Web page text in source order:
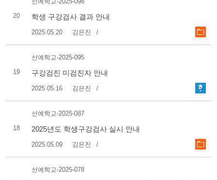
20 학생 구강검사 결과 안내
2025.05.20 김은진
19
선예학교-2025-095
구강검진 미검진자 안내
2025.05.16 김은진
18
선예학교-2025-087
2025년도 학생구강검사 실시 안내
2025.05.09 김은진
선예학교-2025-078